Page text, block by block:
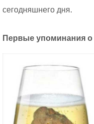
сегодняшнего дня.
Первые упоминания